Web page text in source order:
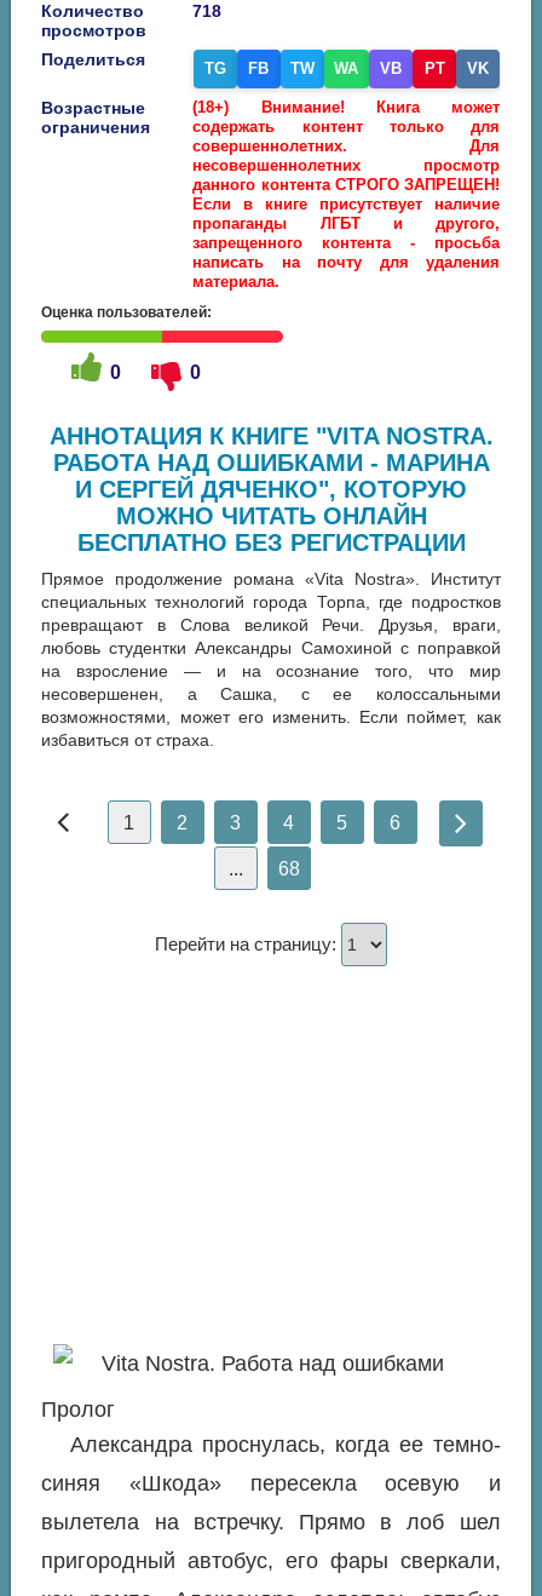
Количество
просмотров
718
Поделиться TG FB TW WA VB PT VK
Возрастные
ограничения
(18+) Внимание! Книга может
содержать контент только для
совершеннолетних. Для
несовершеннолетних просмотр
данного контента СТРОГО ЗАПРЕЩЕН!
Если в книге присутствует наличие
пропаганды ЛГБТ и другого,
запрещенного контента - просьба
написать на почту для удаления
материала.
Оценка пользователей:
0 0
АННОТАЦИЯ К КНИГЕ "VITA NOSTRA.
РАБОТА НАД ОШИБКАМИ - МАРИНА
И СЕРГЕЙ ДЯЧЕНКО", КОТОРУЮ
МОЖНО ЧИТАТЬ ОНЛАЙН
БЕСПЛАТНО БЕЗ РЕГИСТРАЦИИ
Прямое продолжение романа «Vita Nostra». Институт
специальных технологий города Торпа, где подростков
превращают в Слова великой Речи. Друзья, враги,
любовь студентки Александры Самохиной с поправкой
на взросление — и на осознание того, что мир
несовершенен, а Сашка, с ее колоссальными
возможностями, может его изменить. Если поймет, как
избавиться от страха.
1 2 3 4 5 6
... 68
Перейти на страницу:
Пролог
Александра проснулась, когда ее темно-
синяя «Шкода» пересекла осевую и
вылетела на встречку. Прямо в лоб шел
пригородный автобус, его фары сверкали,